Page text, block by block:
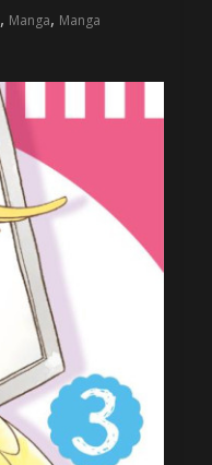
, Manga, Manga